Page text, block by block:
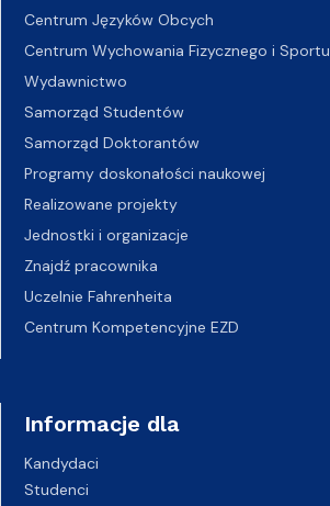
Centrum Języków Obcych
Centrum Wychowania Fizycznego i Sportu
Wydawnictwo
Samorząd Studentów
Samorząd Doktorantów
Programy doskonałości naukowej
Realizowane projekty
Jednostki i organizacje
Znajdź pracownika
Uczelnie Fahrenheita
Centrum Kompetencyjne EZD
Informacje dla
Kandydaci
Studenci